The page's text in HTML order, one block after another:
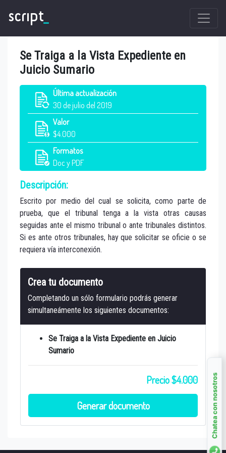
script
Se Traiga a la Vista Expediente en
Juicio Sumario
Última actualización
30 de julio del 2019
Valor
$4.000
Formatos
Doc y PDF
Descripción:
Escrito por medio del cual se solicita, como parte de
prueba, que el tribunal tenga a la vista otras causas
seguidas ante el mismo tribunal o ante tribunales distintos.
Si es ante otros tribunales, hay que solicitar se oficie o se
requiera vía interconexión.
Crea tu documento
Completando un sólo formulario podrás generar
simultaneámente los siguientes documentos:
Se Traiga a la Vista Expediente en Juicio
Sumario
Precio $4.000
Generar documento
Chatea con nosotros